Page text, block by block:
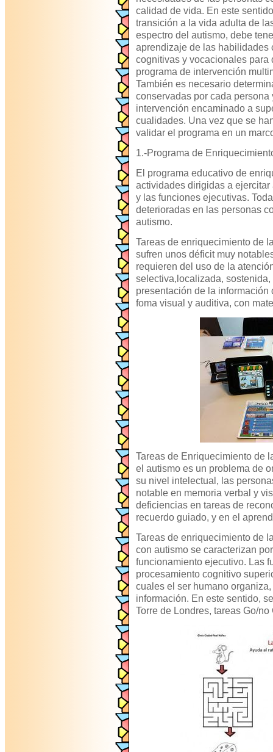
calidad de vida. En este
transición a la vida adulta de
espectro del autismo, debe
aprendizaje de las habilidades
cognitivas y vocacionales para
programa de intervención
También es necesario
conservadas por cada
intervención encaminado a
cualidades. Una vez que se
validar el programa en un
1.-Programa de
El programa educativo de
actividades dirigidas a
y las funciones ejecutivas.
deterioradas en las personas
autismo.
Tareas de enriquecimiento de
sufren unos déficit muy
requieren del uso de la
selectiva,localizada,
presentación de la
foma visual y auditiva, con
Tareas de Enriquecimiento de
el autismo es un problema de
su nivel intelectual, las
notable en memoria verbal y
deficiencias en tareas de
recuerdo guiado, y en el
Tareas de enriquecimiento de
con autismo se caracterizan
funcionamiento ejecutivo. Las
procesamiento cognitivo
cuales el ser humano
información. En este sentido,
Torre de Londres, tareas Go/